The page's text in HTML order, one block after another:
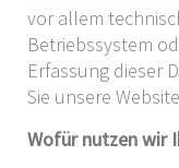
vor allem
Betriebssystem
Erfassung dieser
Sie unsere
Wofür nutzen wir